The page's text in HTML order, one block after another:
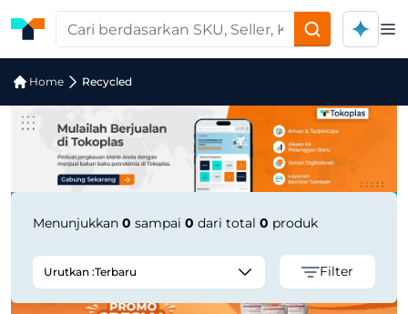
Home Recycled
Jual Recycled | Supplier Terpercaya
Menunjukkan 0 sampai 0 dari total 0 produk
Urutkan :Terbaru Filter